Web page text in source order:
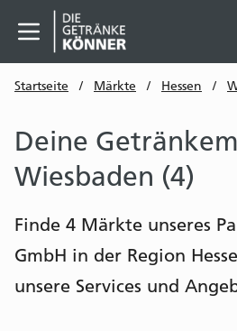
Menü öffnen
Startseite / Märkte / Hessen /
Deine
Wiesbaden (4)
Finde 4 Märkte unseres
GmbH in der Region
unsere Services und